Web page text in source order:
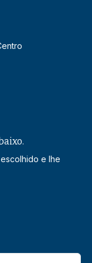
e lhe